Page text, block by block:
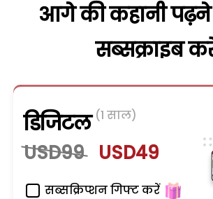
आगे की कहानी
सब्सक्राइब
डिजिटल (1 साल)
USD99 USD49
सब्सक्रिप्शन गिफ्ट करें